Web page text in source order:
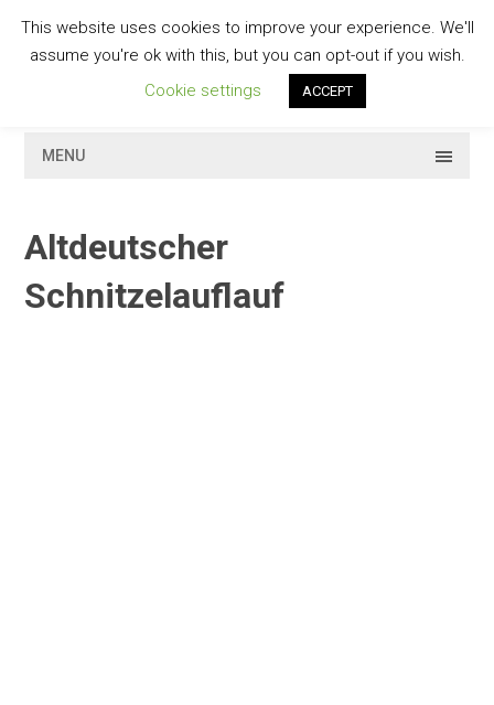
contentGESCHMACKVOLL
MENU
Altdeutscher
Schnitzelauflauf
This website uses cookies to improve your experience. We'll
assume you're ok with this, but you can opt-out if you wish.
Cookie settings
ACCEPT